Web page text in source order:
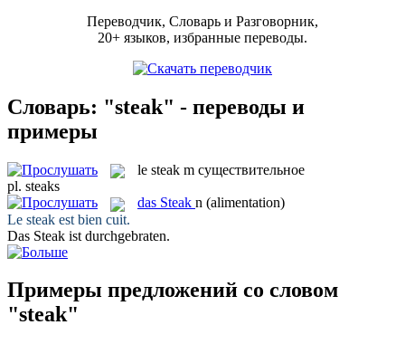
Переводчик, Словарь и Разговорник,
20+ языков, избранные переводы.
Словарь: "steak" - переводы и
примеры
le steak m существительное
pl. steaks
das Steak n (alimentation)
Le steak est bien cuit.
Das Steak ist durchgebraten.
Примеры предложений со словом
"steak"